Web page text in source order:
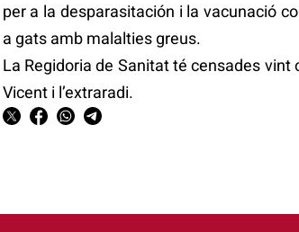
per a la desparasitación i la vacunació
a gats amb malalties greus.
La Regidoria de Sanitat té censades
Vicent i l’extraradi.